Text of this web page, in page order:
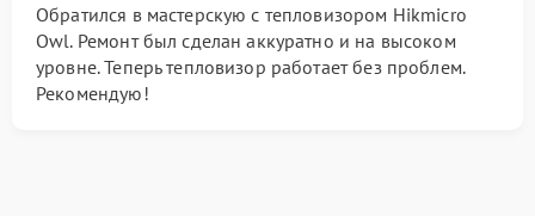
Обратился в мастерскую с тепловизором Hikmicro
Owl. Ремонт был сделан аккуратно и на высоком
уровне. Теперь тепловизор работает без проблем.
Рекомендую!